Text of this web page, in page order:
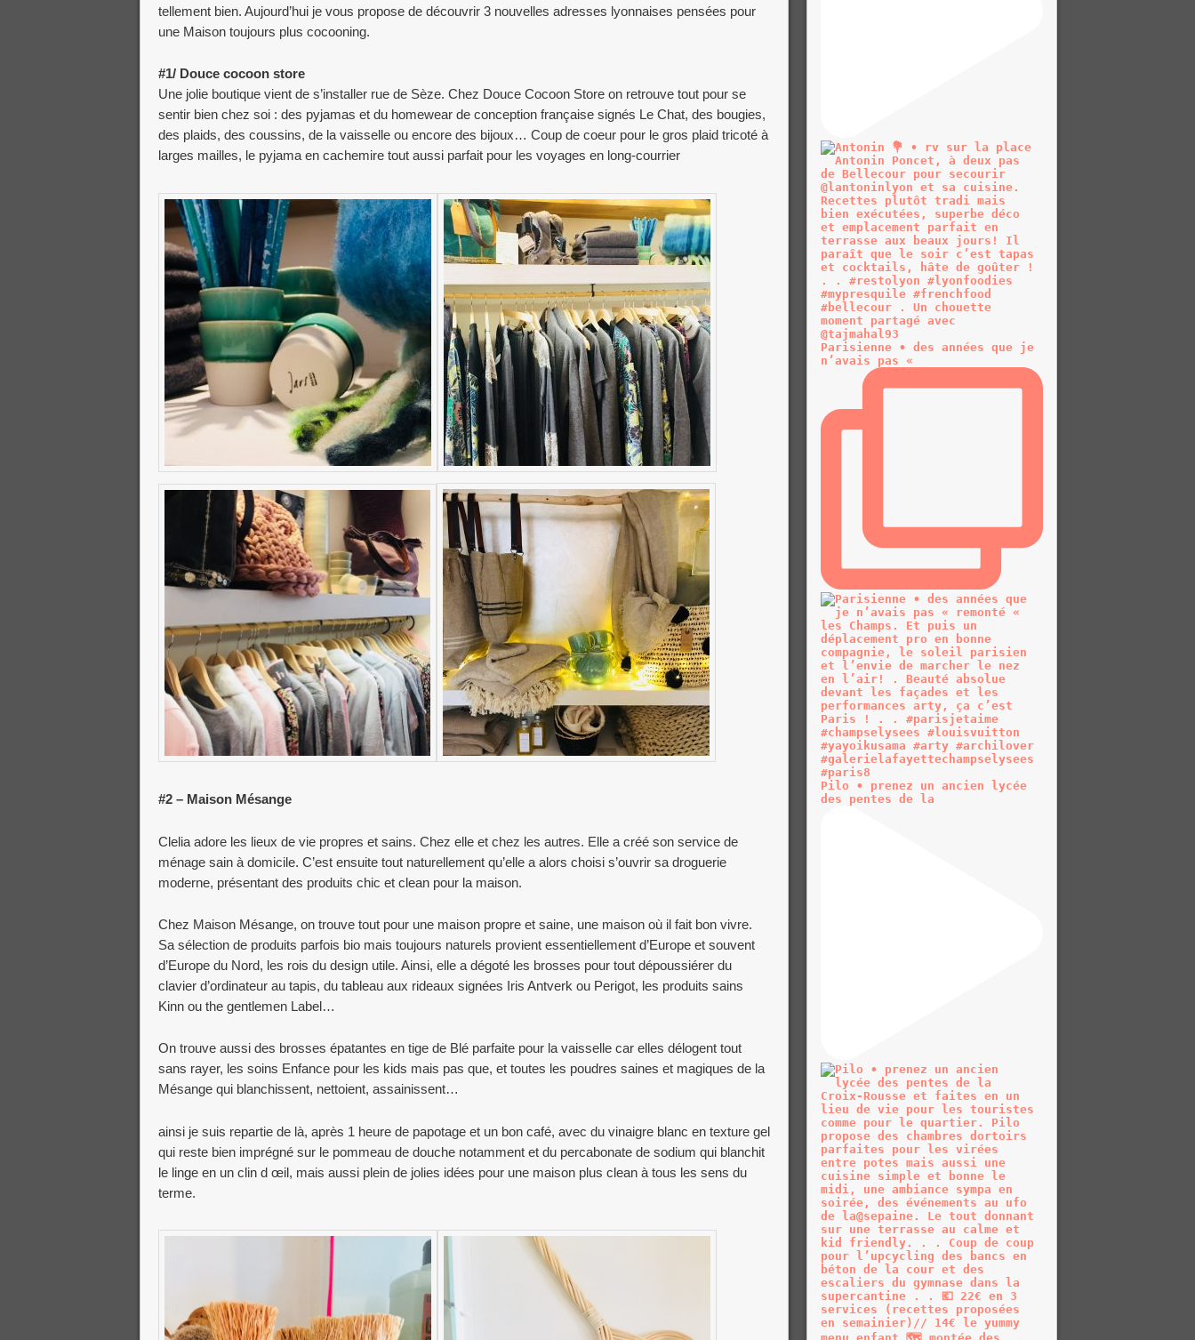
tellement bien. Aujourd’hui je vous propose de découvrir 3 nouvelles adresses lyonnaises pensées pour
une Maison toujours plus cocooning.
#1/ Douce cocoon store
Une jolie boutique vient de s’installer rue de Sèze. Chez Douce Cocoon Store on retrouve tout pour se
sentir bien chez soi : des pyjamas et du homewear de conception française signés Le Chat, des bougies,
des plaids, des coussins, de la vaisselle ou encore des bijoux… Coup de coeur pour le gros plaid tricoté à
larges mailles, le pyjama en cachemire tout aussi parfait pour les voyages en long-courrier
#2 – Maison Mésange
Clelia adore les lieux de vie propres et sains. Chez elle et chez les autres. Elle a créé son service de
ménage sain à domicile. C’est ensuite tout naturellement qu’elle a alors choisi s’ouvrir sa droguerie
moderne, présentant des produits chic et clean pour la maison.
Chez Maison Mésange, on trouve tout pour une maison propre et saine, une maison où il fait bon vivre.
Sa sélection de produits parfois bio mais toujours naturels provient essentiellement d’Europe et souvent
d’Europe du Nord, les rois du design utile. Ainsi, elle a dégoté les brosses pour tout dépoussiérer du
clavier d’ordinateur au tapis, du tableau aux rideaux signées Iris Antverk ou Perigot, les produits sains
Kinn ou the gentlemen Label…
On trouve aussi des brosses épatantes en tige de Blé parfaite pour la vaisselle car elles délogent tout
sans rayer, les soins Enfance pour les kids mais pas que, et toutes les poudres saines et magiques de la
Mésange qui blanchissent, nettoient, assainissent…
ainsi je suis repartie de là, après 1 heure de papotage et un bon café, avec du vinaigre blanc en texture gel
qui reste bien imprégné sur le pommeau de douche notamment et du percabonate de sodium qui blanchit
le linge en un clin d œil, mais aussi plein de jolies idées pour une maison plus clean à tous les sens du
terme.
Parisienne • des années que je
n’avais pas «
Pilo • prenez un ancien lycée
des pentes de la